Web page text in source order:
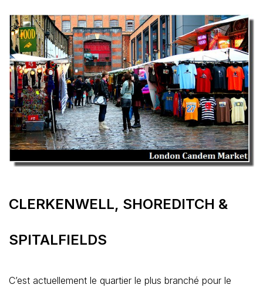
CLERKENWELL, SHOREDITCH &
SPITALFIELDS
C’est actuellement le quartier le plus branché pour le